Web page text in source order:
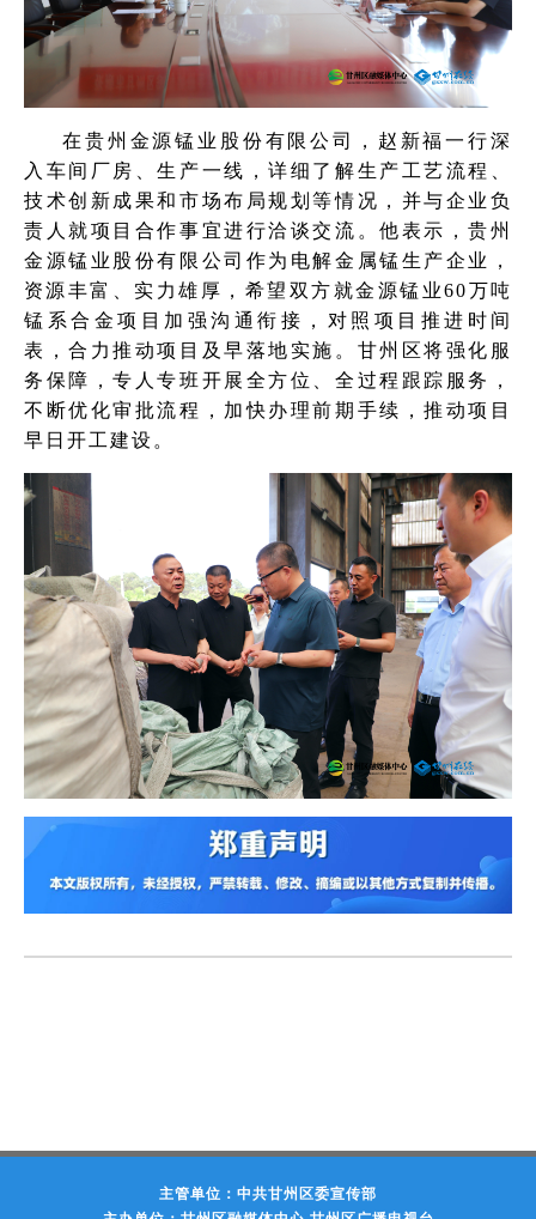
在贵州金源锰业股份有限公司，赵新福一行深
入车间厂房、生产一线，详细了解生产工艺流程、
技术创新成果和市场布局规划等情况，并与企业负
责人就项目合作事宜进行洽谈交流。他表示，贵州
金源锰业股份有限公司作为电解金属锰生产企业，
资源丰富、实力雄厚，希望双方就金源锰业60万吨
锰系合金项目加强沟通衔接，对照项目推进时间
表，合力推动项目及早落地实施。甘州区将强化服
务保障，专人专班开展全方位、全过程跟踪服务，
不断优化审批流程，加快办理前期手续，推动项目
早日开工建设。
主管单位：中共甘州区委宣传部